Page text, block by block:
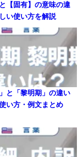
【固有】の意味の違
い使い方を解説
と「黎明期」の違い
い方・例文まとめ